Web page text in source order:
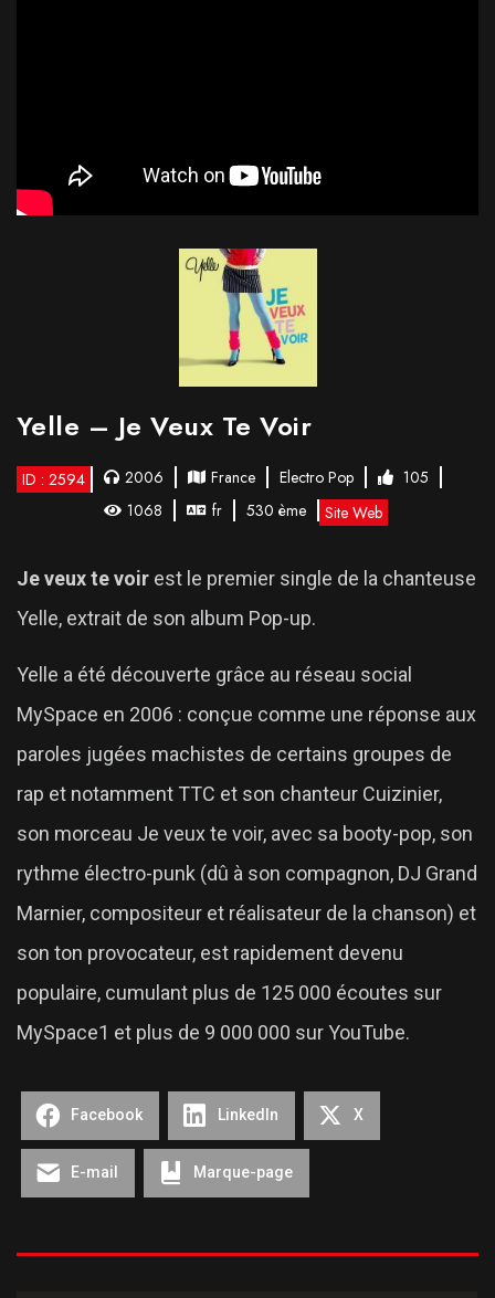
Yelle – Je Veux Te Voir
ID : 2594 2006 France Electro Pop
105
1068
fr 530 ème Site Web
Je veux te voir est le premier single de la chanteuse
Yelle, extrait de son album Pop-up.
Yelle a été découverte grâce au réseau social
MySpace en 2006 : conçue comme une réponse aux
paroles jugées machistes de certains groupes de
rap et notamment TTC et son chanteur Cuizinier,
son morceau Je veux te voir, avec sa booty-pop, son
rythme électro-punk (dû à son compagnon, DJ Grand
Marnier, compositeur et réalisateur de la chanson) et
son ton provocateur, est rapidement devenu
populaire, cumulant plus de 125 000 écoutes sur
MySpace1 et plus de 9 000 000 sur YouTube.
Facebook LinkedIn X
E-mail Marque-page